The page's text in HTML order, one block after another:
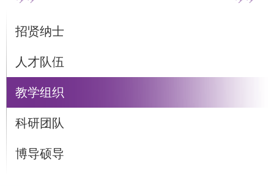
招贤纳士
人才队伍
教学组织
科研团队
博导硕导